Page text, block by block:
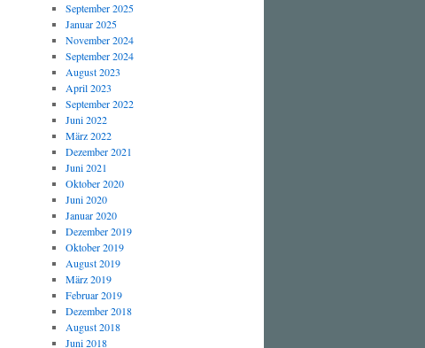
September 2025
Januar 2025
November 2024
September 2024
August 2023
April 2023
September 2022
Juni 2022
März 2022
Dezember 2021
Juni 2021
Oktober 2020
Juni 2020
Januar 2020
Dezember 2019
Oktober 2019
August 2019
März 2019
Februar 2019
Dezember 2018
August 2018
Juni 2018